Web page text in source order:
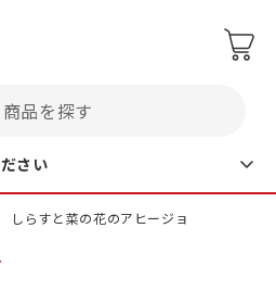
商品を探す
さい
しらすと菜の花のアヒージョ